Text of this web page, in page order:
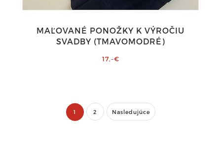
MAĽOVANÉ PONOŽKY K VÝROČIU
SVADBY (TMAVOMODRÉ)
17,-€
1 2 Nasledujúce